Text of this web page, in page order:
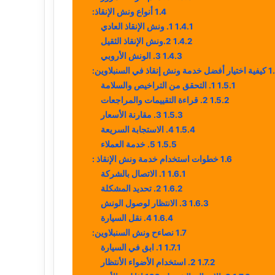
1.4 أنواع ونش الإنقاذ:
1.4.1 1. ونش الإنقاذ العادي
1.4.2 2.ونش الإنقاذ الثقيل
1.4.33. الونش الأروبي
كيفية اختيار أفضل خدمة ونش إنقاذ في السنبلاوين:
1.5.1 1. التحقق من التراخيص والسلامة
1.5.2 2. قراءة التقييمات والمراجعات
1.5.33. مقارنة الأسعار
1.5.44. الاستجابة السريعة
1.5.5 5. خدمة العملاء
1.6خطوات استخدام خدمة ونش الإنقاذ :
1.6.1 1. الاتصال بالشركة
1.6.2 2. تحديد المشكلة
1.6.33. الانتظار لوصول الونش
1.6.44. نقل السيارة
1.7نصاءح ونش السنبلاوين:
1.7.1 1. ابق في السيارة
1.7.2 2. استخدام الأضواء الأنتظار